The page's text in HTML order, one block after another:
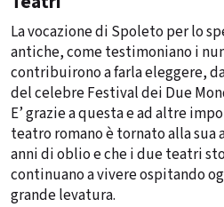
La vocazione di Spoleto per lo
antiche, come testimoniano i
contribuirono a farla eleggere,
del celebre Festival dei Due
E’ grazie a questa e ad altre
teatro romano è tornato alla sua
anni di oblio e che i due teatri
continuano a vivere ospitando
grande levatura.